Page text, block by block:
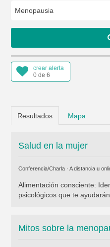
Menopausia
crear alerta
0 de 6
Resultados Mapa
Salud en la mujer
Conferencia/Charla · A distancia u
Alimentación consciente:
psicológicos que te
Mitos sobre la